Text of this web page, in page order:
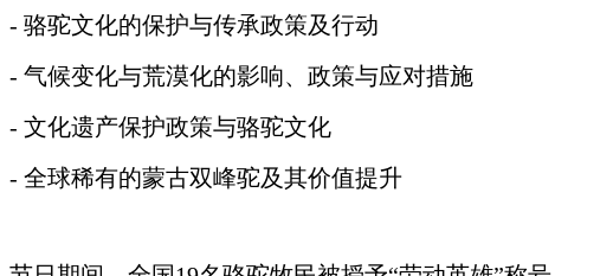
- 骆驼文化的保护与传承政策及行动
- 气候变化与荒漠化的影响、政策与应对措施
- 文化遗产保护政策与骆驼文化
- 全球稀有的蒙古双峰驼及其价值提升